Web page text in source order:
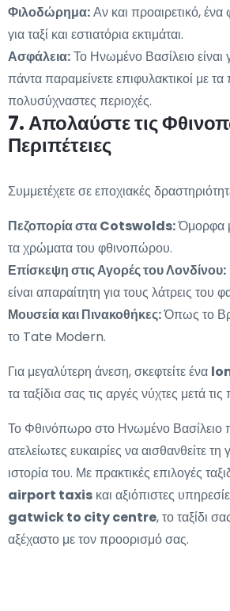
Φιλοδώρημα:Αν και προαιρετικό,
για ταξί και εστιατόρια εκτιμάται.
Ασφάλεια:Το Ηνωμένο Βασίλειο είναι
πάντα παραμείνετε επιφυλακτικοί με
πολυσύχναστες περιοχές.
7. Απολαύστε τις
Περιπέτειες
Συμμετέχετε σε εποχιακές
Πεζοπορία στα Cotswolds:Όμορφα
τα χρώματα του φθινοπώρου.
Επίσκεψη στις Αγορές του Λονδίνου:
είναι απαραίτητη για τους λάτρεις του
Μουσεία και Πινακοθήκες:Όπως το
το Tate Modern.
Για μεγαλύτερη άνεση, σκεφτείτε ένα
τα ταξίδια σας τις αργές νύχτες μετά τις
Το Φθινόπωρο στο Ηνωμένο Βασίλειο
ατελείωτες ευκαιρίες να αισθανθείτε τη
ιστορία του. Με πρακτικές επιλογές
airport taxis και αξιόπιστες
gatwick to city centre, το ταξίδι
αξέχαστο με τον προορισμό σας.